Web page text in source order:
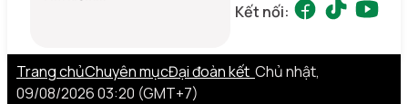
Kết nối:
Trang chủChuyên mụcĐại đoàn kết Chủ nhật,
09/08/2026 03:20 (GMT+7)